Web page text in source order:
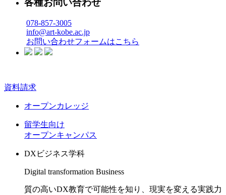
各種お問い合わせ
078-857-3005
info@art-kobe.ac.jp
お問い合わせフォームはこちら
資料請求
オープンカレッジ
留学生向け
オープンキャンパス
DXビジネス学科
Digital transformation Business
質の高いDX教育で可能性を知り、現実を変える実践力